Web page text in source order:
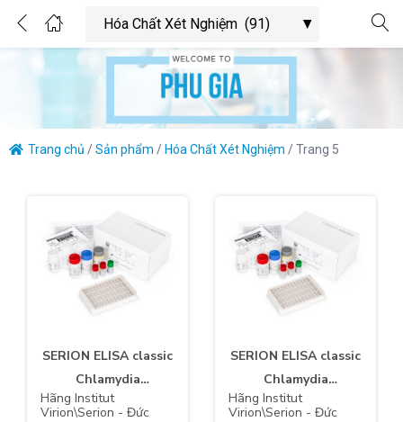
Login
Enter your username and password to login.
Remember me Lost password?
Trang chủ /Sản phẩm / Hóa Chất Xét Nghiệm /Trang 5
SERION ELISA classic
Chlamydia
pneumoniae IgM
Hãng Institut
Virion\Serion - Đức
SERION ELISA classic
Chlamydia
trachomatis IgM
Hãng Institut
Virion\Serion - Đức